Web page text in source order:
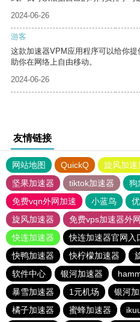
2024-06-26
游客
这款加速器VPM应用程序可以给你
助你在网络上自由移动。
2024-06-26
友情链接
网站地图 QuickQ 旋风加速
坚果加速器
tiktok加速器
狗
免费vqn外网加速
小蓝鸟
旋风加速器
免费vps加速器外
快连加速器
快连加速器官网入
快鸭加速器
快柠檬加速器
软件中心
银河加速器
暴雪加速器
1元机场 银河
橘子加速器
蜜蜂加速器